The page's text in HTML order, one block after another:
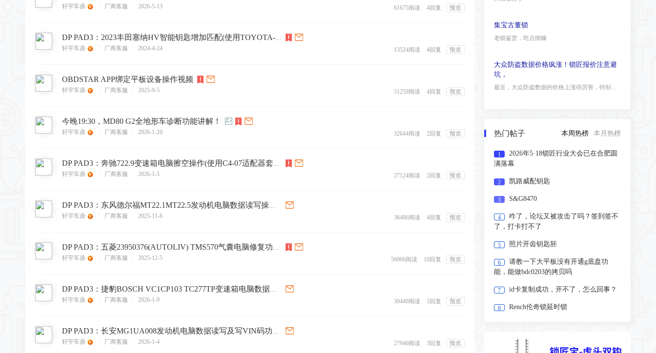
轩宇车鼎
厂商客服 2026-5-13 61675阅读 4回复 预览
DP PAD3：2023丰田塞纳HV智能钥匙增加匹配(使用TOYOTA-30 V2套装)
轩宇车鼎
厂商客服 2024-4-24 13524阅读 4回复 预览
OBDSTAR APP绑定平板设备操作视频
轩宇车鼎 厂商客服 2025-9-5 51259阅读 4回复 预览
今晚19:30，MD80 G2全地形车诊断功能讲解！
轩宇车鼎 厂商客服 2026-1-20 32644阅读 2回复 预览
DP PAD3：奔驰722.9变速箱电脑擦空操作(使用C4-07适配器套装)
轩宇车鼎
厂商客服 2026-1-5 27124阅读 2回复 预览
DP PAD3：东风德尔福MT22.1MT22.5发动机电脑数据读写操作视频
轩宇车鼎
厂商客服 2025-11-6 36486阅读 4回复 预览
DP PAD3：五菱23950376(AUTOLIV) TMS570气囊电脑修复功能操作
轩宇车鼎
厂商客服 2025-12-5 56066阅读 10回复 预览
DP PAD3：捷豹BOSCH VC1CP103 TC277TP变速箱电脑数据读写功能操作
轩宇车鼎
厂商客服 2026-1-9 30440阅读 1回复 预览
DP PAD3：长安MG1UA008发动机电脑数据读写及写VIN码功能操作
轩宇车鼎
厂商客服 2026-1-4 27940阅读 3回复 预览
外国锁分享
老锁鉴赏，吃点细糠
2026年5·18锁匠行业大会已在合肥圆满落
2026年第四届国际锁业交流大会暨第二十二届中国锁匠518年会已在合肥圆满落幕。本次大
S&G8470
分享
热门帖子 本周热榜 本月热榜
1
2026年5·18锁匠行业大会已在合肥圆
满落幕
2 凯路威配钥匙
3 S&G8470
4
咋了，论坛又被攻击了吗？签到签不
了，打卡打不了
5 照片开齿钥匙胚
6
请教一下大平板没有开通g底盘功
能，能做bdc0203的拷贝吗
7 id卡复制成功，开不了，怎么回事？
8 Rench伦奇锁延时锁